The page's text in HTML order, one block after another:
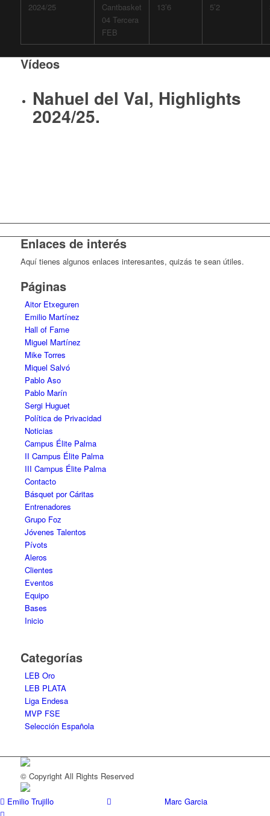
2024/25
Cantbasket
04 Tercera
FEB
13’6 5’2
Vídeos
Nahuel del Val, Highlights
2024/25.
Enlaces de interés
Aquí tienes algunos enlaces interesantes, quizás te sean útiles.
Páginas
Aitor Etxeguren
Emilio Martínez
Hall of Fame
Miguel Martínez
Mike Torres
Miquel Salvó
Pablo Aso
Pablo Marín
Sergi Huguet
Política de Privacidad
Noticias
Campus Élite Palma
II Campus Élite Palma
III Campus Élite Palma
Contacto
Básquet por Cáritas
Entrenadores
Grupo Foz
Jóvenes Talentos
Pívots
Aleros
Clientes
Eventos
Equipo
Bases
Inicio
Categorías
LEB Oro
LEB PLATA
Liga Endesa
MVP FSE
Selección Española
© Copyright All Rights Reserved
Emilio Trujillo Marc Garcia